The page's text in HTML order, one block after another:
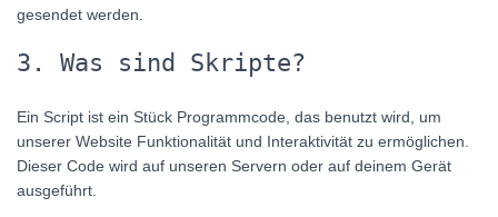
gesendet werden.
3. Was sind Skripte?
Ein Script ist ein Stück Programmcode, das benutzt wird, um
unserer Website Funktionalität und Interaktivität zu ermöglichen.
Dieser Code wird auf unseren Servern oder auf deinem Gerät
ausgeführt.